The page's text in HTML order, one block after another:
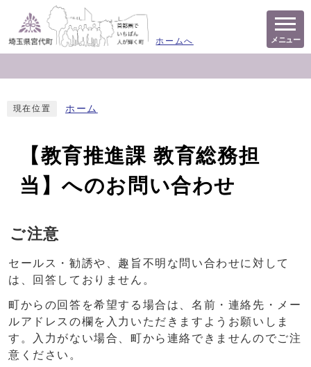
ホームへ メニュー
現在位置 ホーム
【教育推進課 教育総務担
当】へのお問い合わせ
ご注意
セールス・勧誘や、趣旨不明な問い合わせに対して
は、回答しておりません。
町からの回答を希望する場合は、名前・連絡先・メー
ルアドレスの欄を入力いただきますようお願いしま
す。入力がない場合、町から連絡できませんのでご注
意ください。